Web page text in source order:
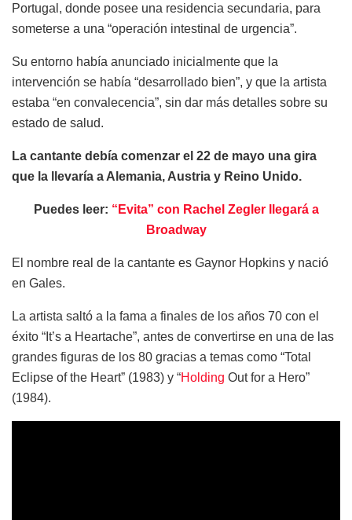
Portugal, donde posee una residencia secundaria, para
someterse a una “operación intestinal de urgencia”.
Su entorno había anunciado inicialmente que la
intervención se había “desarrollado bien”, y que la artista
estaba “en convalecencia”, sin dar más detalles sobre su
estado de salud.
La cantante debía comenzar el 22 de mayo una gira
que la llevaría a Alemania, Austria y Reino Unido.
Puedes leer: “Evita” con Rachel Zegler llegará a
Broadway
El nombre real de la cantante es Gaynor Hopkins y nació
en Gales.
La artista saltó a la fama a finales de los años 70 con el
éxito “It’s a Heartache”, antes de convertirse en una de las
grandes figuras de los 80 gracias a temas como “Total
Eclipse of the Heart” (1983) y “Holding Out for a Hero”
(1984).